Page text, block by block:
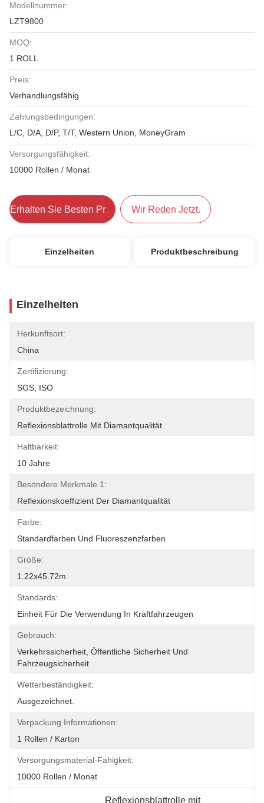
Modellnummer:
LZT9800
MOQ:
1 ROLL
Preis:
Verhandlungsfähig
Zahlungsbedingungen:
L/C, D/A, D/P, T/T, Western Union, MoneyGram
Versorgungsfähigkeit:
10000 Rollen / Monat
Erhalten Sie Besten Preis Wir Reden Jetzt.
Einzelheiten Produktbeschreibung
Einzelheiten
Herkunftsort:
China
Zertifizierung:
SGS, ISO
Produktbezeichnung:
Reflexionsblattrolle Mit Diamantqualität
Haltbarkeit:
10 Jahre
Besondere Merkmale 1:
Reflexionskoeffizient Der Diamantqualität
Farbe:
Standardfarben Und Fluoreszenzfarben
Größe:
1.22x45.72m
Standards:
Einheit Für Die Verwendung In Kraftfahrzeugen
Gebrauch:
Verkehrssicherheit, Öffentliche Sicherheit Und
Fahrzeugsicherheit
Wetterbeständigkeit:
Ausgezeichnet.
Verpackung Informationen:
1 Rollen / Karton
Versorgungsmaterial-Fähigkeit:
10000 Rollen / Monat
Reflexionsblattrolle mit